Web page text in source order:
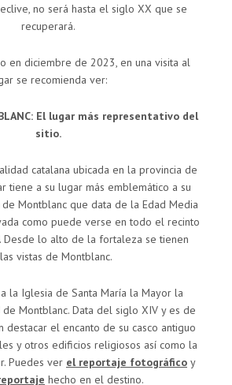
no será hasta el siglo XX que se
recuperará.
en diciembre de 2023, en una visita al
se recomienda ver:
El lugar más representativo del
sitio.
catalana ubicada en la provincia de
tiene a su lugar más emblemático a su
Montblanc que data de la Edad Media
como puede verse en todo el recinto
Desde lo alto de la fortaleza se tienen
vistas de Montblanc.
la Iglesia de Santa María la Mayor la
Montblanc. Data del siglo XIV y es de
destacar el encanto de su casco antiguo
y otros edificios religiosos así como la
Puedes ver el reportaje fotográfico y
hecho en el destino.